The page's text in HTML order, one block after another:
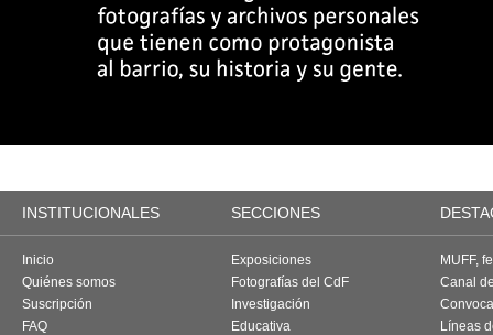
INSTITUCIONALES SECCIONES
Inicio
Quiénes somos
Suscripción
FAQ
Exposiciones
Fotografías del CdF
Investigación
Educativa
MUFF,
Canal
Líneas